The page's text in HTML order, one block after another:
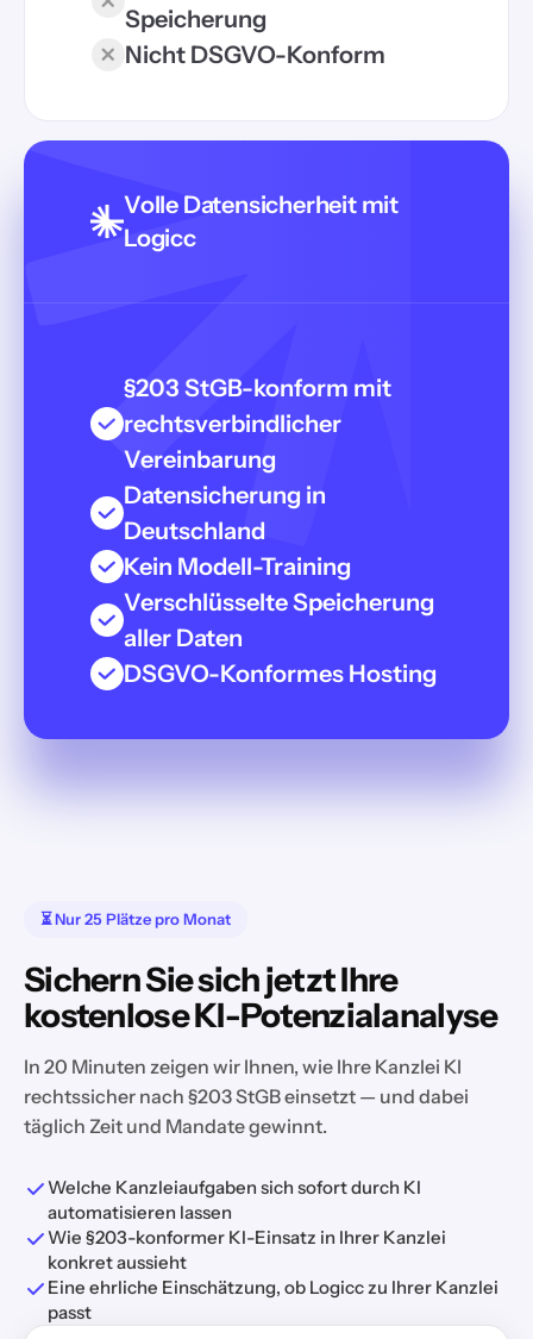
Speicherung
Nicht DSGVO-Konform
Volle Datensicherheit mit
Logicc
§203 StGB-konform mit
rechtsverbindlicher
Vereinbarung
Datensicherung in
Deutschland
Kein Modell-Training
Verschlüsselte Speicherung
aller Daten
DSGVO-Konformes Hosting
⏳ Nur 25 Plätze pro Monat
Sichern Sie sich jetzt Ihre
kostenlose KI-Potenzialanalyse
In 20 Minuten zeigen wir Ihnen, wie Ihre Kanzlei KI
rechtssicher nach §203 StGB einsetzt — und dabei
täglich Zeit und Mandate gewinnt.
Welche Kanzleiaufgaben sich sofort durch KI
automatisieren lassen
Wie §203-konformer KI-Einsatz in Ihrer Kanzlei
konkret aussieht
Eine ehrliche Einschätzung, ob Logicc zu Ihrer Kanzlei
passt